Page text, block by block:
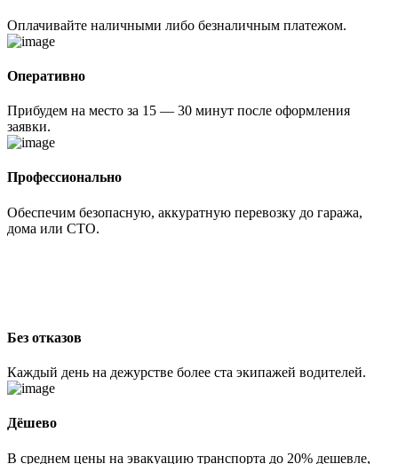
Оплачивайте наличными либо безналичным платежом.
Оперативно
Прибудем на место за 15 — 30 минут после оформления
заявки.
Профессионально
Обеспечим безопасную, аккуратную перевозку до гаража,
дома или СТО.
Без отказов
Каждый день на дежурстве более ста экипажей водителей.
Дёшево
В среднем цены на эвакуацию транспорта до 20% дешевле,